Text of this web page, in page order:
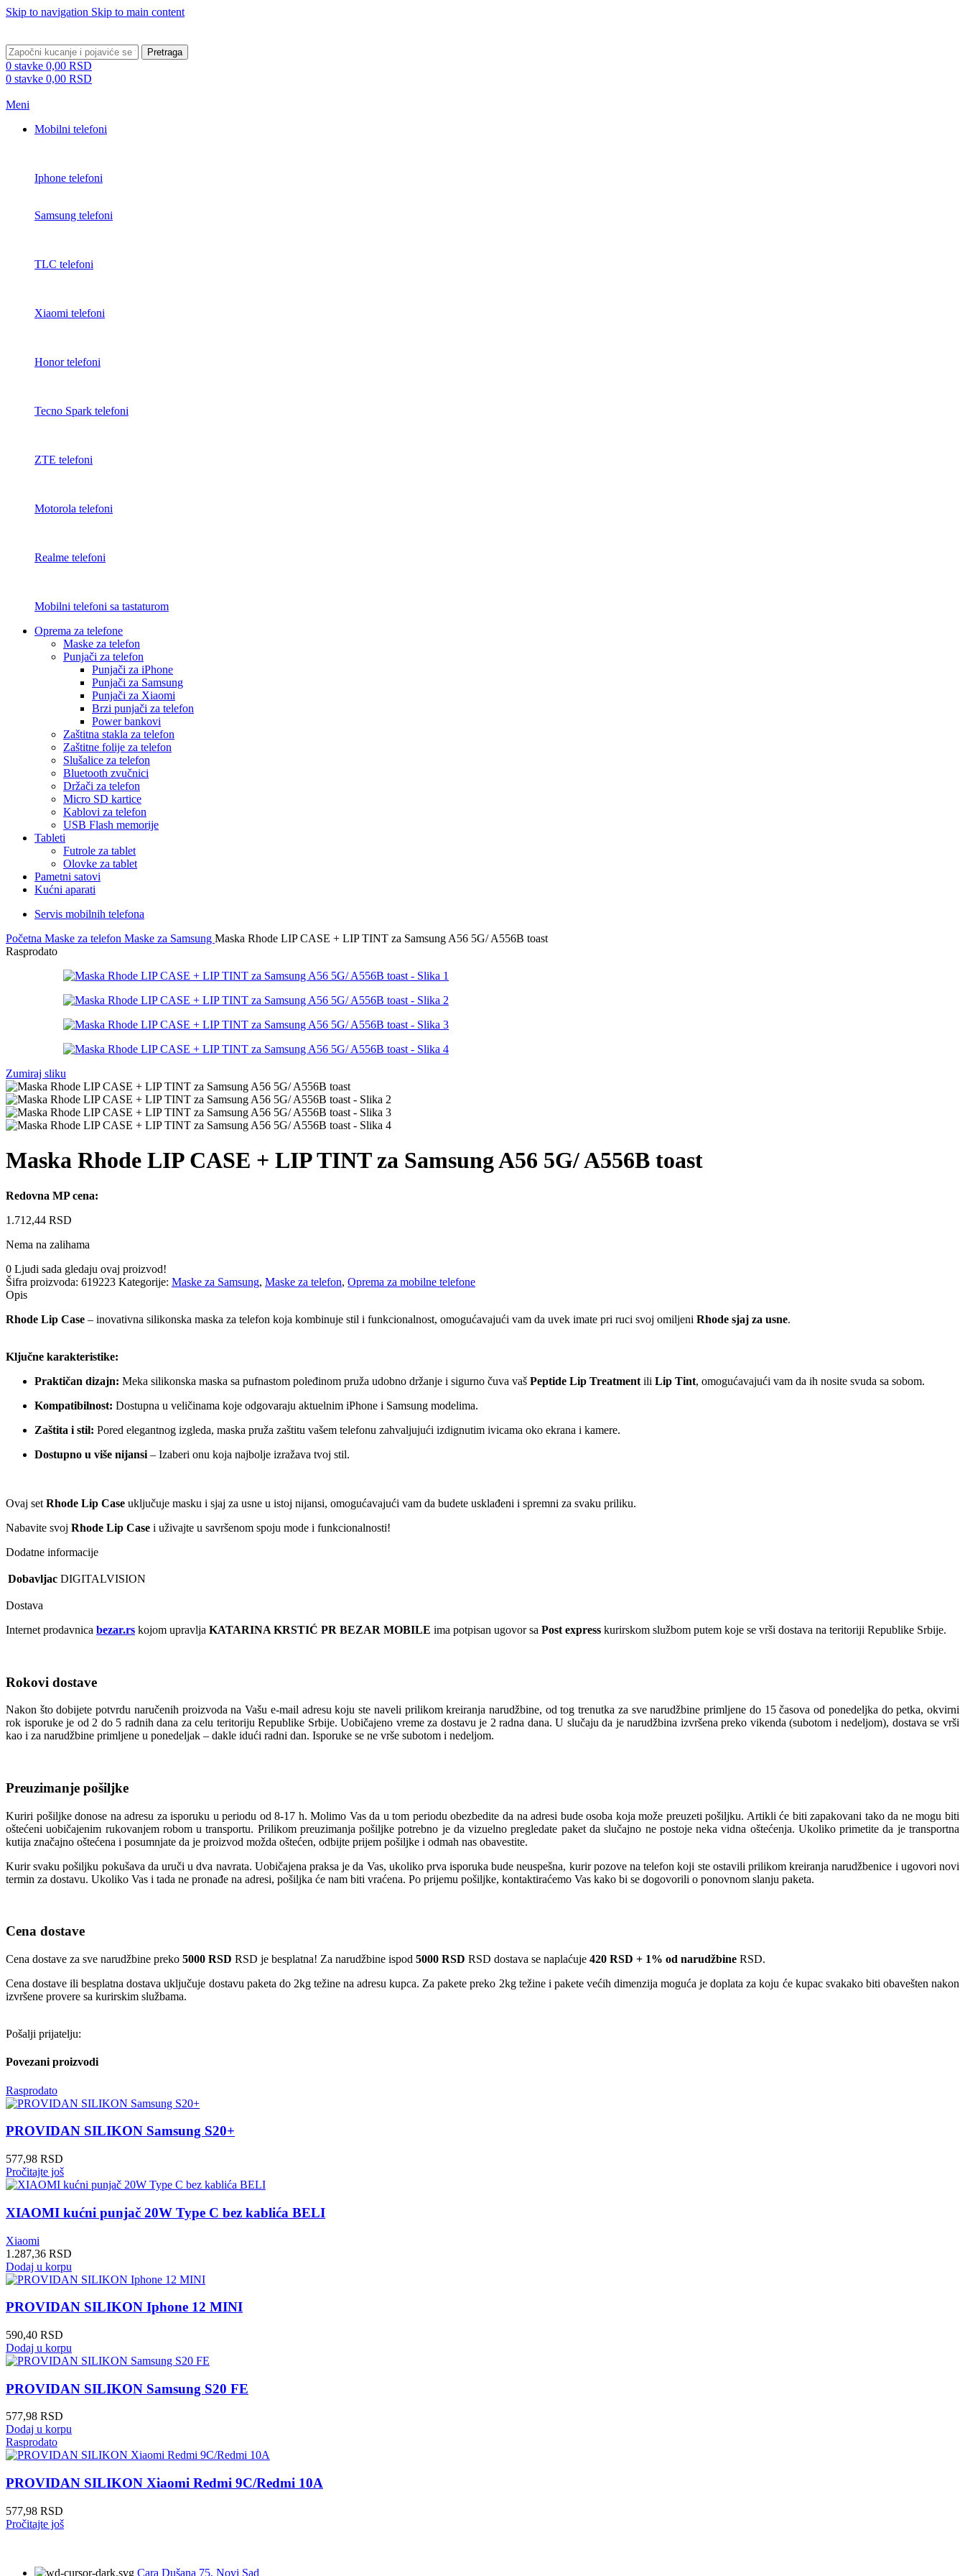
Skip to navigation Skip to main content
Pretraga
0 stavke 0,00 RSD
0 stavke 0,00 RSD
Meni
Mobilni telefoni
Iphone telefoni
Samsung telefoni
TLC telefoni
Xiaomi telefoni
Honor telefoni
Tecno Spark telefoni
ZTE telefoni
Motorola telefoni
Realme telefoni
Mobilni telefoni sa tastaturom
Oprema za telefone
Maske za telefon
Punjači za telefon
Punjači za iPhone
Punjači za Samsung
Punjači za Xiaomi
Brzi punjači za telefon
Power bankovi
Zaštitna stakla za telefon
Zaštitne folije za telefon
Slušalice za telefon
Bluetooth zvučnici
Držači za telefon
Micro SD kartice
Kablovi za telefon
USB Flash memorije
Tableti
Futrole za tablet
Olovke za tablet
Pametni satovi
Kućni aparati
Servis mobilnih telefona
Početna Maske za telefon Maske za Samsung Maska Rhode LIP CASE + LIP TINT za Samsung A56 5G/ A556B toast
Rasprodato
Zumiraj sliku
Maska Rhode LIP CASE + LIP TINT za Samsung A56 5G/ A556B toast
Redovna MP cena:
1.712,44 RSD
Nema na zalihama
0 Ljudi sada gledaju ovaj proizvod!
Šifra proizvoda: 619223 Kategorije: Maske za Samsung, Maske za telefon, Oprema za mobilne telefone
Opis
Rhode Lip Case – inovativna silikonska maska za telefon koja kombinuje stil i funkcionalnost, omogućavajući vam da uvek imate pri ruci svoj omiljeni Rhode sjaj za usne.
Ključne karakteristike:
Praktičan dizajn: Meka silikonska maska sa pufnastom poleđinom pruža udobno držanje i sigurno čuva vaš Peptide Lip Treatment ili Lip Tint, omogućavajući vam da ih nosite svuda sa sobom.
Kompatibilnost: Dostupna u veličinama koje odgovaraju aktuelnim iPhone i Samsung modelima.
Zaštita i stil: Pored elegantnog izgleda, maska pruža zaštitu vašem telefonu zahvaljujući izdignutim ivicama oko ekrana i kamere.
Dostupno u više nijansi – Izaberi onu koja najbolje izražava tvoj stil.
Ovaj set Rhode Lip Case uključuje masku i sjaj za usne u istoj nijansi, omogućavajući vam da budete usklađeni i spremni za svaku priliku.
Nabavite svoj Rhode Lip Case i uživajte u savršenom spoju mode i funkcionalnosti!
Dodatne informacije
Dobavljac DIGITALVISION
Dostava
Internet prodavnica bezar.rs kojom upravlja KATARINA KRSTIĆ PR BEZAR MOBILE ima potpisan ugovor sa Post express kurirskom službom putem koje se vrši dostava na teritoriji Republike Srbije.
Rokovi dostave
Nakon što dobijete potvrdu naručenih proizvoda na Vašu e-mail adresu koju ste naveli prilikom kreiranja narudžbine, od tog trenutka za sve narudžbine primljene do 15 časova od ponedeljka do petka, okvirni
rok isporuke je od 2 do 5 radnih dana za celu teritoriju Republike Srbije. Uobičajeno vreme za dostavu je 2 radna dana. U slučaju da je narudžbina izvršena preko vikenda (subotom i nedeljom), dostava se vrši
kao i za narudžbine primljene u ponedeljak – dakle idući radni dan. Isporuke se ne vrše subotom i nedeljom.
Preuzimanje pošiljke
Kuriri pošiljke donose na adresu za isporuku u periodu od 8-17 h. Molimo Vas da u tom periodu obezbedite da na adresi bude osoba koja može preuzeti pošiljku. Artikli će biti zapakovani tako da ne mogu biti
oštećeni uobičajenim rukovanjem robom u transportu. Prilikom preuzimanja pošiljke potrebno je da vizuelno pregledate paket da slučajno ne postoje neka vidna oštećenja. Ukoliko primetite da je transportna
kutija značajno oštećena i posumnjate da je proizvod možda oštećen, odbijte prijem pošiljke i odmah nas obavestite.
Kurir svaku pošiljku pokušava da uruči u dva navrata. Uobičajena praksa je da Vas, ukoliko prva isporuka bude neuspešna, kurir pozove na telefon koji ste ostavili prilikom kreiranja narudžbenice i ugovori novi
termin za dostavu. Ukoliko Vas i tada ne pronađe na adresi, pošiljka će nam biti vraćena. Po prijemu pošiljke, kontaktiraćemo Vas kako bi se dogovorili o ponovnom slanju paketa.
Cena dostave
Cena dostave za sve narudžbine preko 5000 RSD RSD je besplatna! Za narudžbine ispod 5000 RSD RSD dostava se naplaćuje 420 RSD + 1% od narudžbine RSD.
Cena dostave ili besplatna dostava uključuje dostavu paketa do 2kg težine na adresu kupca. Za pakete preko 2kg težine i pakete većih dimenzija moguća je doplata za koju će kupac svakako biti obavešten nakon
izvršene provere sa kurirskim službama.
Pošalji prijatelju:
Povezani proizvodi
Rasprodato
PROVIDAN SILIKON Samsung S20+
577,98 RSD
Pročitajte još
XIAOMI kućni punjač 20W Type C bez kablića BELI
Xiaomi
1.287,36 RSD
Dodaj u korpu
PROVIDAN SILIKON Iphone 12 MINI
590,40 RSD
Dodaj u korpu
PROVIDAN SILIKON Samsung S20 FE
577,98 RSD
Dodaj u korpu
Rasprodato
PROVIDAN SILIKON Xiaomi Redmi 9C/Redmi 10A
577,98 RSD
Pročitajte još
Cara Dušana 75, Novi Sad